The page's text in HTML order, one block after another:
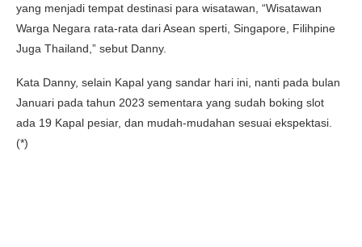
yang menjadi tempat destinasi para wisatawan, “Wisatawan
Warga Negara rata-rata dari Asean sperti, Singapore, Filihpine
Juga Thailand,” sebut Danny.
Kata Danny, selain Kapal yang sandar hari ini, nanti pada bulan
Januari pada tahun 2023 sementara yang sudah boking slot
ada 19 Kapal pesiar, dan mudah-mudahan sesuai ekspektasi.
(*)